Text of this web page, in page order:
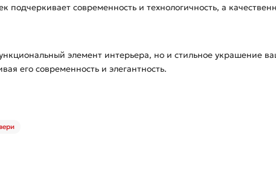
подчеркивает современность и технологичность, а
элемент интерьера, но и стильное украшение
его современность и элегантность.